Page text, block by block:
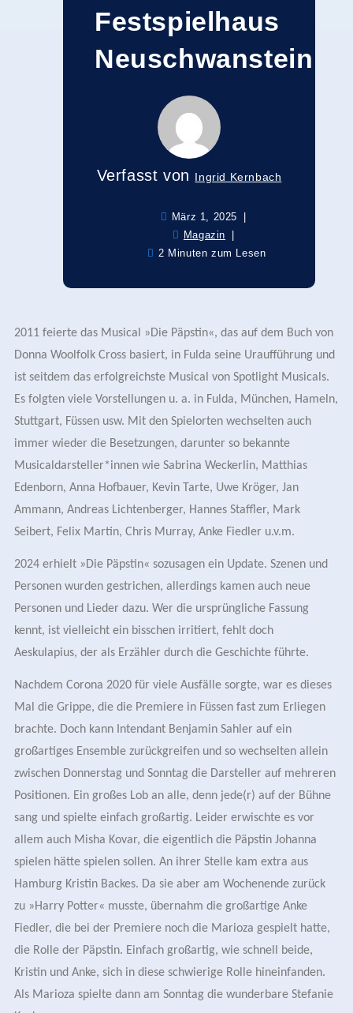
Festspielhaus
Neuschwanstein
Verfasst von Ingrid Kernbach
März 1, 2025
Magazin
2 Minuten zum Lesen
2011 feierte das Musical »Die Päpstin«, das auf dem Buch von
Donna Woolfolk Cross basiert, in Fulda seine Uraufführung und
ist seitdem das erfolgreichste Musical von Spotlight Musicals.
Es folgten viele Vorstellungen u. a. in Fulda, München, Hameln,
Stuttgart, Füssen usw. Mit den Spielorten wechselten auch
immer wieder die Besetzungen, darunter so bekannte
Musicaldarsteller*innen wie Sabrina Weckerlin, Matthias
Edenborn, Anna Hofbauer, Kevin Tarte, Uwe Kröger, Jan
Ammann, Andreas Lichtenberger, Hannes Staffler, Mark
Seibert, Felix Martin, Chris Murray, Anke Fiedler u.v.m.
2024 erhielt »Die Päpstin« sozusagen ein Update. Szenen und
Personen wurden gestrichen, allerdings kamen auch neue
Personen und Lieder dazu. Wer die ursprüngliche Fassung
kennt, ist vielleicht ein bisschen irritiert, fehlt doch
Aeskulapius, der als Erzähler durch die Geschichte führte.
Nachdem Corona 2020 für viele Ausfälle sorgte, war es dieses
Mal die Grippe, die die Premiere in Füssen fast zum Erliegen
brachte. Doch kann Intendant Benjamin Sahler auf ein
großartiges Ensemble zurückgreifen und so wechselten allein
zwischen Donnerstag und Sonntag die Darsteller auf mehreren
Positionen. Ein großes Lob an alle, denn jede(r) auf der Bühne
sang und spielte einfach großartig. Leider erwischte es vor
allem auch Misha Kovar, die eigentlich die Päpstin Johanna
spielen hätte spielen sollen. An ihrer Stelle kam extra aus
Hamburg Kristin Backes. Da sie aber am Wochenende zurück
zu »Harry Potter« musste, übernahm die großartige Anke
Fiedler, die bei der Premiere noch die Marioza gespielt hatte,
die Rolle der Päpstin. Einfach großartig, wie schnell beide,
Kristin und Anke, sich in diese schwierige Rolle hineinfanden.
Als Marioza spielte dann am Sonntag die wunderbare Stefanie